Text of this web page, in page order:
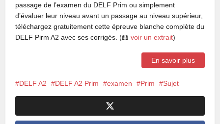
passage de l’examen du DELF Prim ou simplement
d’évaluer leur niveau avant un passage au niveau supérieur,
téléchargez gratuitement cette épreuve blanche complète du
DELF Pirm A2 avec ses corrigés. (📖voir un extrait)
En savoir plus
DELF A2 DELF A2 Prim examen Prim Sujet